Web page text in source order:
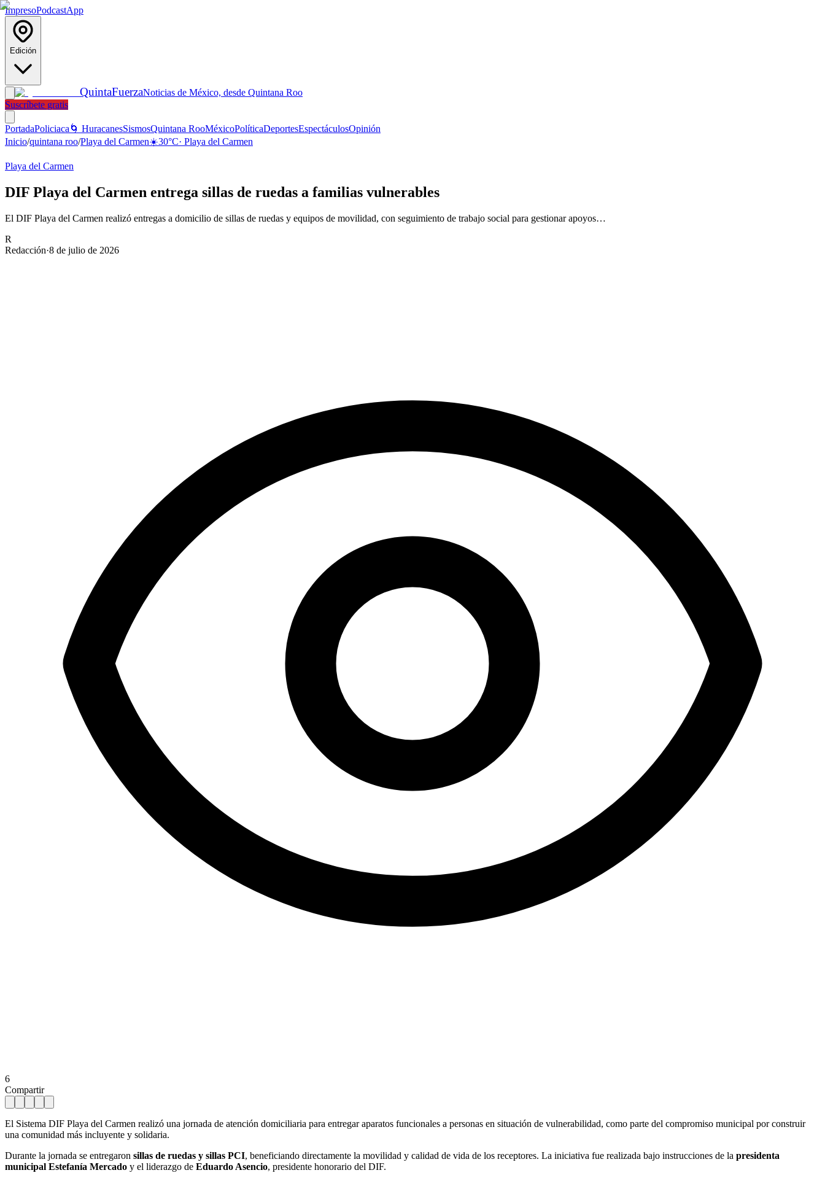
ImpresoPodcastApp
Edición
QuintaFuerzaNoticias de México, desde Quintana Roo
Suscríbete gratis
PortadaPoliciaca 🌀 HuracanesSismosQuintana RooMéxicoPolíticaDeportesEspectáculosOpinión
Inicio/quintana roo/Playa del Carmen☀️30°C· Playa del Carmen
Playa del Carmen
DIF Playa del Carmen entrega sillas de ruedas a familias vulnerables
El DIF Playa del Carmen realizó entregas a domicilio de sillas de ruedas y equipos de movilidad, con seguimiento de trabajo social para gestionar apoyos…
R
Redacción·8 de julio de 2026
6
Compartir
El Sistema DIF Playa del Carmen realizó una jornada de atención domiciliaria para entregar aparatos funcionales a personas en situación de vulnerabilidad, como parte del compromiso municipal por construir
una comunidad más incluyente y solidaria.
Durante la jornada se entregaron sillas de ruedas y sillas PCI, beneficiando directamente la movilidad y calidad de vida de los receptores. La iniciativa fue realizada bajo instrucciones de la presidenta
municipal Estefanía Mercado y el liderazgo de Eduardo Asencio, presidente honorario del DIF.